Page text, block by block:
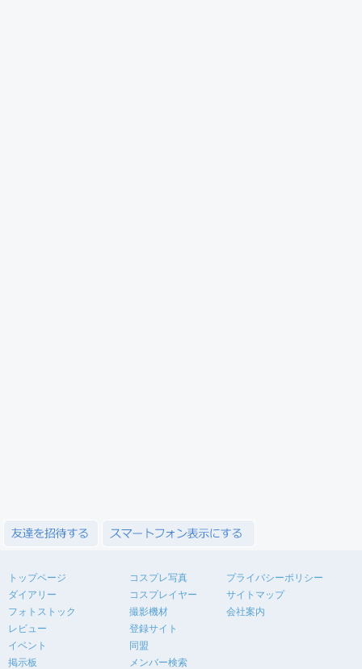
トップページ
ダイアリー
フォトストック
レビュー
イベント
掲示板
コスプレ写真
コスプレイヤー
撮影機材
登録サイト
同盟
メンバー検索
プライバシーポリシー
サイトマップ
会社案内